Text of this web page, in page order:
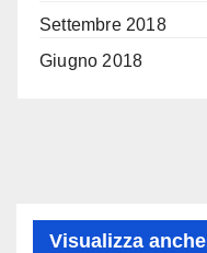
Settembre 2018
Giugno 2018
Visualizza anche